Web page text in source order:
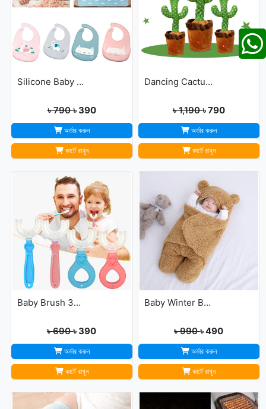
Silicone Baby Bibs
৳ 790৳ 390
অর্ডার করুন
কার্টে রাখুন
Dancing Cactus For Kids
৳ 1,190৳ 790
অর্ডার করুন
কার্টে রাখুন
Baby Brush 360° Kids U-Shaped Toothbrush
৳ 690৳ 390
অর্ডার করুন
কার্টে রাখুন
Baby Winter Blanket Winter Protection Worm Baby Care Blanket For ( 0-1year Babies )
৳ 990৳ 490
অর্ডার করুন
কার্টে রাখুন